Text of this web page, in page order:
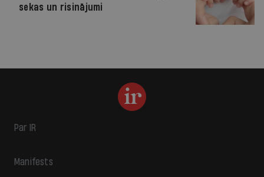
sekas un risinājumi
Par IR
Manifests